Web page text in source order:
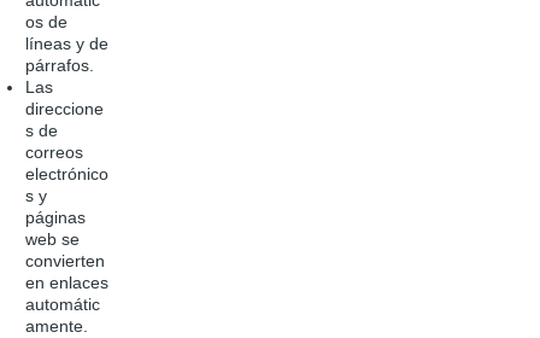
os de
líneas y de
párrafos.
Las
direccione
s de
correos
electrónico
s y
páginas
web se
convierten
en enlaces
automátic
amente.